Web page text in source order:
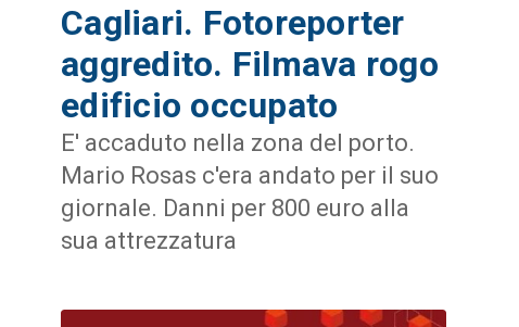
Cagliari. Fotoreporter
aggredito. Filmava rogo
edificio occupato
E' accaduto nella zona del porto.
Mario Rosas c'era andato per il suo
giornale. Danni per 800 euro alla
sua attrezzatura